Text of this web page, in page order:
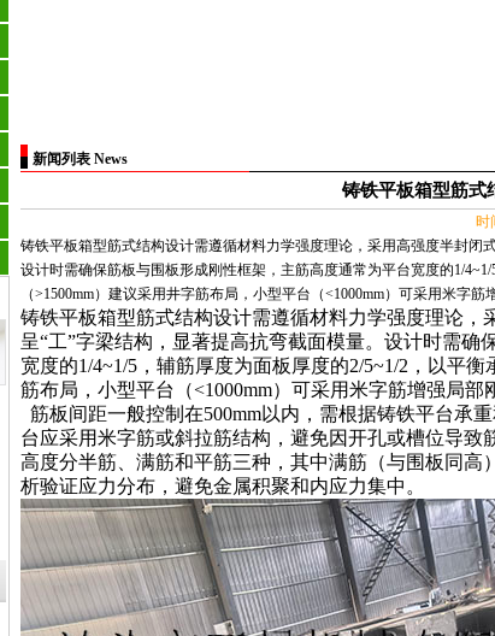
新闻列表 News
铸铁平板箱型筋式
时
铸铁平板箱型筋式结构设计需遵循材料力学强度理论，采用高强度半封闭
设计时需确保筋板与围板形成刚性框架，主筋高度通常为平台宽度的1/
（>1500mm）建议采用井字筋布局，小型平台（<1000mm）可采用米字
铸铁平板箱型筋式结构设计需遵循材料力学强度理论，
呈“工”字梁结构，显著提高抗弯截面模量。设计时需
宽度的1/4~1/5，辅筋厚度为面板厚度的2/5~1/2 ，以平
筋布局，小型平台（<1000mm）可采用米字筋增强局部
筋板间距一般控制在500mm以内，需根据铸铁平台承
台应采用米字筋或斜拉筋结构，避免因开孔或槽位导致
高度分半筋、满筋和平筋三种，其中满筋（与围板同
析验证应力分布，避免金属积聚和内应力集中。